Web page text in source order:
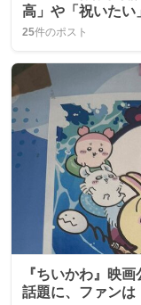
高」や「祝いたい
25件のポスト
『ちいかわ』映
話題に、ファンは